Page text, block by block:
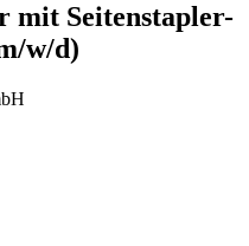
mit Seitenstapler-
w/d)